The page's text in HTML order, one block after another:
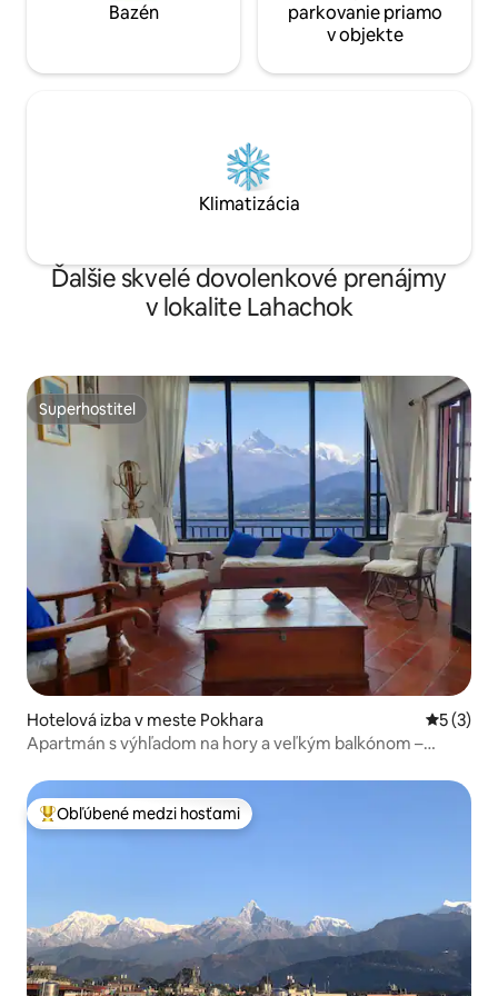
Bazén
parkovanie priamo
v objekte
Klimatizácia
Ďalšie skvelé dovolenkové prenájmy
v lokalite Lahachok
Superhostiteľ
Superhostiteľ
Hotelová izba v meste Pokhara
5 (3)
Apartmán s výhľadom na hory a veľkým balkónom –
Najobľúbenejšie medzi hosťami
Obľúbené medzi hosťami